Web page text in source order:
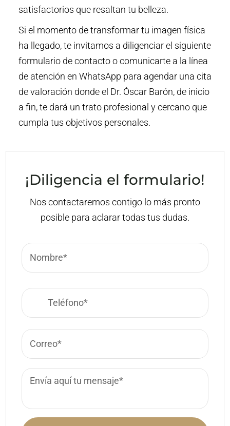
satisfactorios que resaltan tu belleza.
Si el momento de transformar tu imagen física
ha llegado, te invitamos a diligenciar el siguiente
formulario de contacto o comunicarte a la línea
de atención en WhatsApp para agendar una cita
de valoración donde el Dr. Óscar Barón, de inicio
a fin, te dará un trato profesional y cercano que
cumpla tus objetivos personales.
¡Diligencia el formulario!
Nos contactaremos contigo lo más pronto
posible para aclarar todas tus dudas.
Name *
Phone
Email
Mensaje